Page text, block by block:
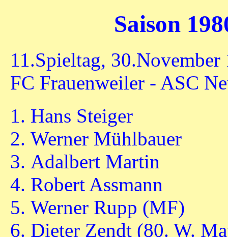
Saison
11.Spieltag, 30.November
FC Frauenweiler - ASC
Hans Steiger
Werner Mühlbauer
Adalbert Martin
Robert Assmann
Werner Rupp (MF)
Dieter Zendt (80. W.